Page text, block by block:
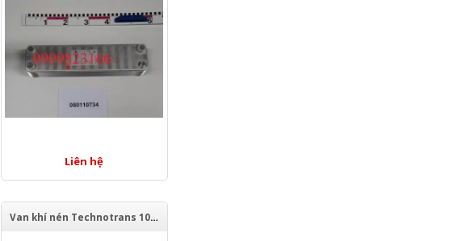
Liên hệ
Van khí nén Technotrans 10065506